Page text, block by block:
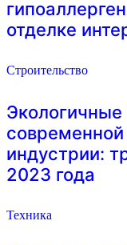
отделке
Строительство
современной
индустрии:
2023 года
Техника